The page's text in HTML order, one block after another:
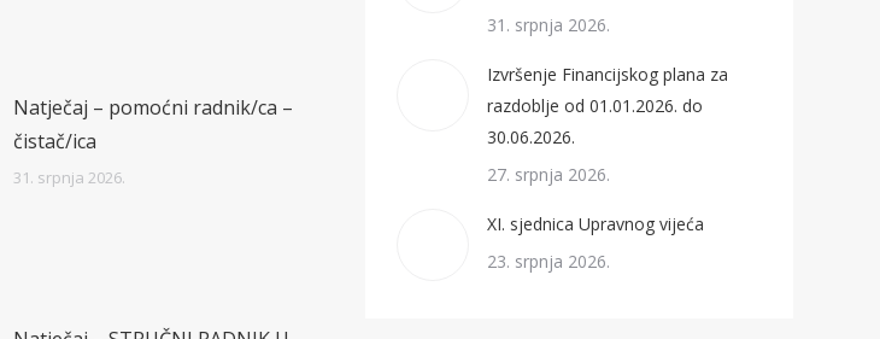
Natječaj – pomoćni radnik/ca –
čistač/ica
31. srpnja 2026.
31. srpnja 2026.
Izvršenje Financijskog plana za
razdoblje od 01.01.2026. do
30.06.2026.
27. srpnja 2026.
XI. sjednica Upravnog vijeća
23. srpnja 2026.